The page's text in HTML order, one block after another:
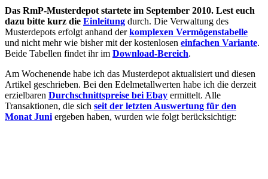
Das RmP-Musterdepot startete im September 2010. Lest euch
dazu bitte kurz die Einleitung durch. Die Verwaltung des
Musterdepots erfolgt anhand derkomplexen Vermögenstabelle
und nicht mehr wie bisher mit der kostenlosen einfachen Variante.
Beide Tabellen findet ihr im Download-Bereich.
Am Wochenende habe ich das Musterdepot aktualisiert und diesen
Artikel geschrieben. Bei den Edelmetallwerten habe ich die derzeit
erzielbaren Durchschnittspreise bei Ebay ermittelt. Alle
Transaktionen, die sich seit der letzten Auswertung für den
Monat Juni ergeben haben, wurden wie folgt berücksichtigt: